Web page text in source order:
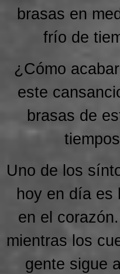
brasas en
frío de
¿Cómo
este
brasas de
Uno de los
hoy en día es
en el
mientras los
gente sigue